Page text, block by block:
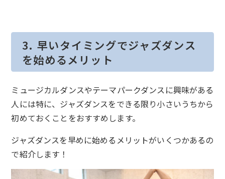
3. 早いタイミングでジャズダンス
を始めるメリット
ミュージカルダンスやテーマパークダンスに興味がある
人には特に、ジャズダンスをできる限り小さいうちから
初めておくことをおすすめします。
ジャズダンスを早めに始めるメリットがいくつかあるの
で紹介します！